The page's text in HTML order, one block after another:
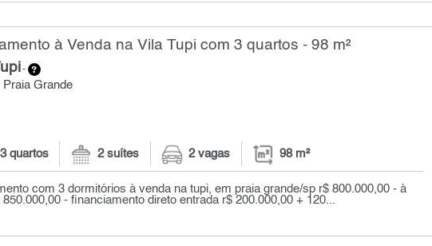
à Venda na Vila Tupi com 3 quartos - 98 m²
-
Praia Grande
3 quartos 2 suítes 2 vagas 98 m²
com 3 dormitórios à venda na tupi, em praia grande/sp r$ 800.000,00 - à
- financiamento direto entrada r$ 200.000,00 + 120...